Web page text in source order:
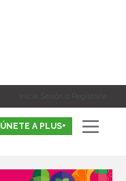
Inicia Sesión o Registrate
ÚNETE A PLUS+